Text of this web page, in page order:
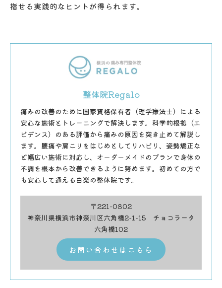
指せる実践的なヒントが得られます。
整体院Regalo
痛みの改善のために国家資格保有者（理学療法士）による
安心な施術とトレーニングで解決します。科学的根拠（エ
ビデンス）のある評価から痛みの原因を突き止めて解説し
ます。腰痛や肩こりをはじめとしてリハビリ、姿勢矯正な
ど幅広い施術に対応し、オーダーメイドのプランで身体の
不調を根本から改善できるように努めます。初めての方で
も安心して通える白楽の整体院です。
〒221-0802
神奈川県横浜市神奈川区六角橋2-1-15 チョコラータ
六角橋102
お問い合わせはこちら